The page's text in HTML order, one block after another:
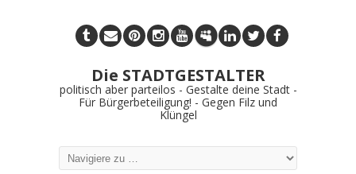
Die STADTGESTALTER
politisch aber parteilos - Gestalte deine Stadt -
Für Bürgerbeteiligung! - Gegen Filz und
Klüngel